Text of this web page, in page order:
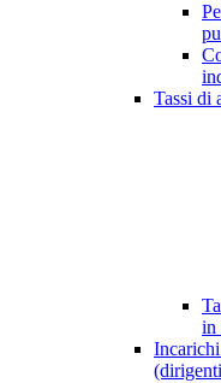
Tassi di
in